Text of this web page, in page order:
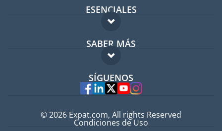
ESENCIALES
Foro para expatriados
Guía para expatriados
Trabajos en el extranjero
SABER MÁS
FAQ
Expertos
SÍGUENOS
© 2026 Expat.com, All rights Reserved
Condiciones de Uso